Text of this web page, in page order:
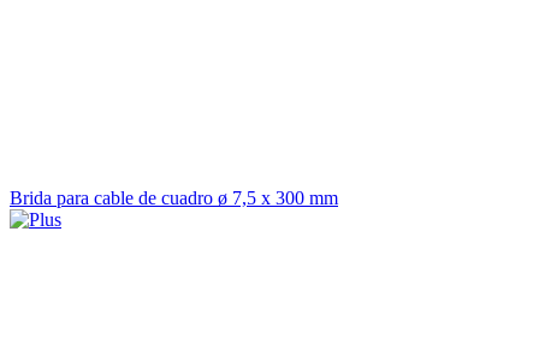
Brida para cable de cuadro ø 7,5 x 300 mm